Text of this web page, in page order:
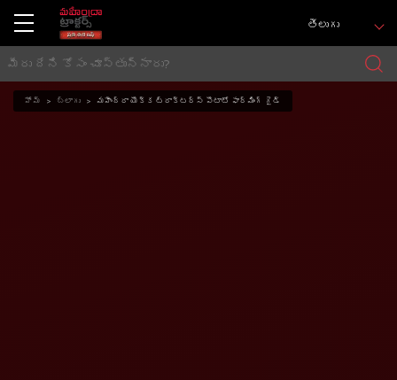
తెలుగు
హోమ్ బ్లాగు మహీంద్రా యొక్క ట్రాక్టర్స్ పొటాటో ఫార్మింగ్ గైడ్